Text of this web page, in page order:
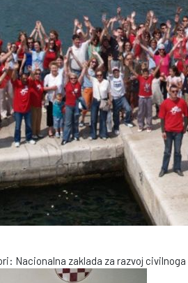
Nacionalna zaklada za razvoj